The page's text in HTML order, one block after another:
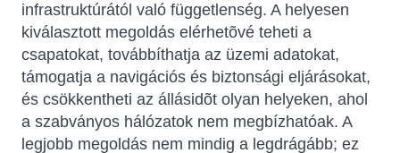
infrastruktúrától való függetlenség. A helyesen
kiválasztott megoldás elérhetõvé teheti a
csapatokat, továbbíthatja az üzemi adatokat,
támogatja a navigációs és biztonsági eljárásokat,
és csökkentheti az állásidõt olyan helyeken, ahol
a szabványos hálózatok nem megbízhatóak. A
legjobb megoldás nem mindig a legdrágább; ez